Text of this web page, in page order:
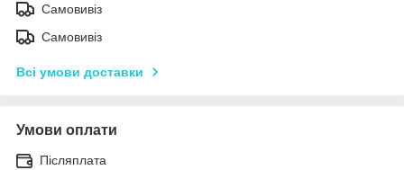
Самовивіз
Самовивіз
Всі умови доставки
Умови оплати
Післяплата